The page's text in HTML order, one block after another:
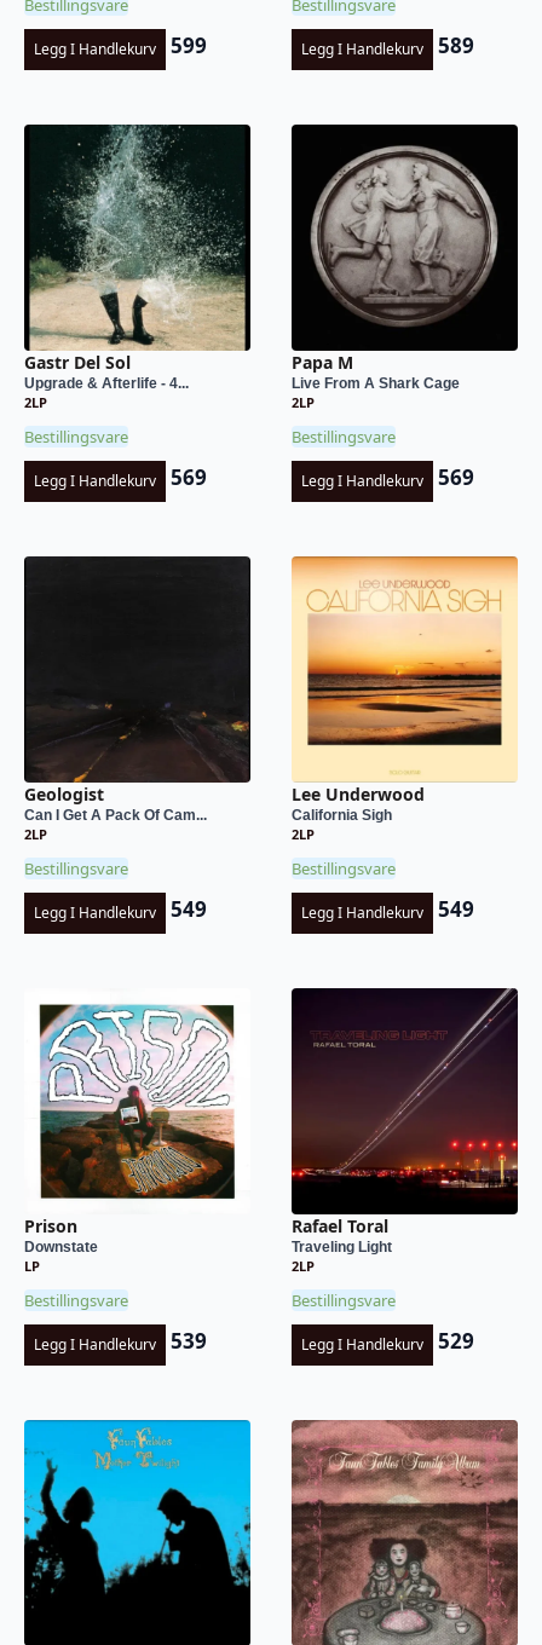
Bestillingsvare
Legg I Handlekurv 599
Bestillingsvare
Legg I Handlekurv 589
Gastr Del Sol
Upgrade & Afterlife - 4...
2LP
Bestillingsvare
Legg I Handlekurv 569
Papa M
Live From A Shark Cage
2LP
Bestillingsvare
Legg I Handlekurv 569
Geologist
Can I Get A Pack Of Cam...
2LP
Bestillingsvare
Legg I Handlekurv 549
Lee Underwood
California Sigh
2LP
Bestillingsvare
Legg I Handlekurv 549
Prison
Downstate
LP
Bestillingsvare
Legg I Handlekurv 539
Rafael Toral
Traveling Light
2LP
Bestillingsvare
Legg I Handlekurv 529